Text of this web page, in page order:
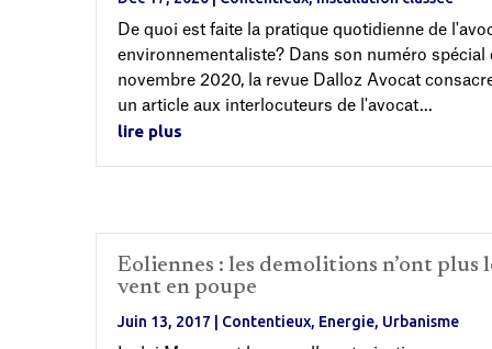
De quoi est faite la pratique quotidienne de
environnementaliste? Dans son numéro spécial
novembre 2020, la revue Dalloz Avocat
un article aux interlocuteurs de l'avocat...
lire plus
Eoliennes : les demolitions n’ont plus
vent en poupe
Juin 13, 2017 Contentieux, Energie, Urbanisme